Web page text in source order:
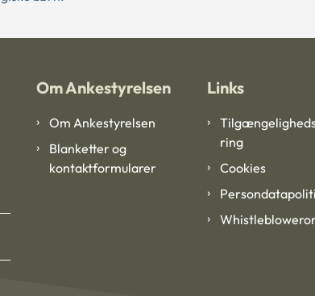
Om Ankestyrelsen
Om Ankestyrelsen
Blanketter og
kontaktformularer
Links
ring
Cookies